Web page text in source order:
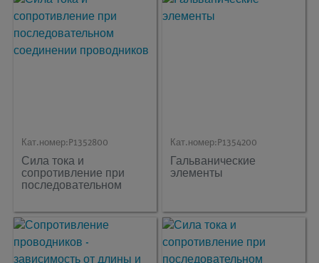
Кат.номер: P1352800
Сила тока и
сопротивление при
последовательном
проводников
Кат.номер: P1354200
Гальванические
элементы